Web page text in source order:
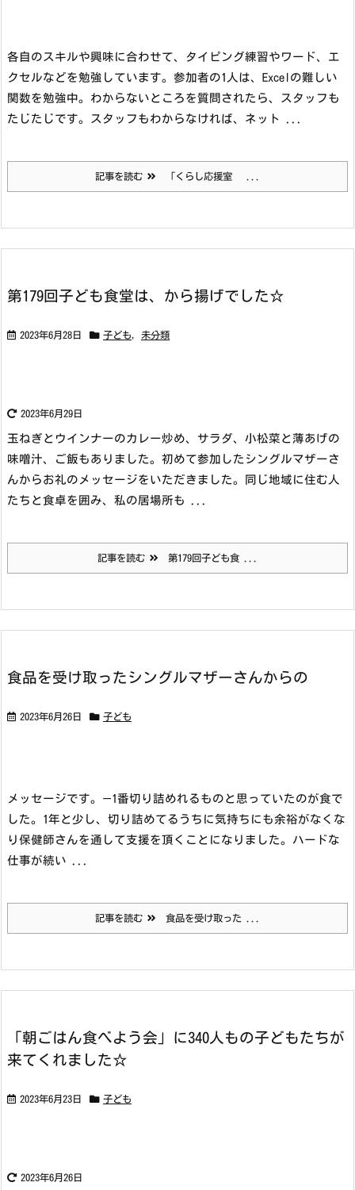
各自のスキルや興味に合わせて、タイピング練習やワード、エ
クセルなどを勉強しています。 参加者の1人は、Excelの難しい
関数を勉強中。わからないところを質問されたら、スタッフも
たじたじです。スタッフもわからなければ、ネット ...
記事を読む 「くらし応援室 ...
第179回子ども食堂は、から揚げでした☆
2023年6月28日 子ども, 未分類
2023年6月29日
玉ねぎとウインナーのカレー炒め、サラダ、小松菜と薄あげの
味噌汁、ご飯もありました。 初めて参加したシングルマザーさ
んからお礼のメッセージをいただきました。
同じ地域に住む人
たちと食卓を囲み、私の居場所も ...
記事を読む 第179回子ども食 ...
食品を受け取ったシングルマザーさんからの
2023年6月26日 子ども
メッセージです。 —1番切り詰めれるものと思っていたのが食で
した。 1年と少し、切り詰めてるうちに気持ちにも余裕がなくな
り保健師さんを通して支援を頂くことになりました。 ハードな
仕事が続い ...
記事を読む 食品を受け取った ...
「朝ごはん食べよう会」に340人もの子どもたちが
来てくれました☆
2023年6月23日 子ども
2023年6月26日